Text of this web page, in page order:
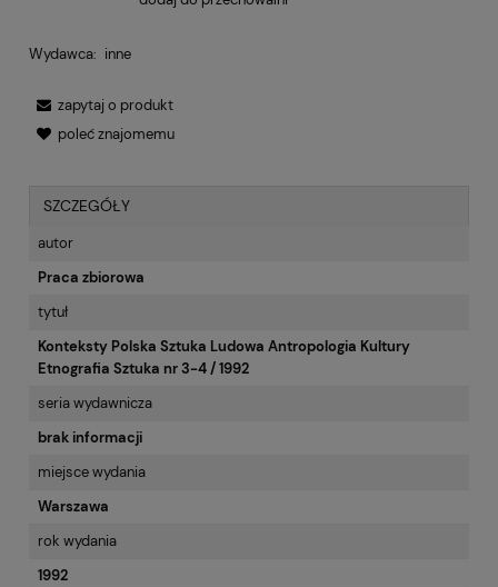
Wydawca: inne
zapytaj o produkt
poleć znajomemu
SZCZEGÓŁY
autor
Praca zbiorowa
tytuł
Konteksty Polska Sztuka Ludowa Antropologia Kultury
Etnografia Sztuka nr 3-4 / 1992
seria wydawnicza
brak informacji
miejsce wydania
Warszawa
rok wydania
1992